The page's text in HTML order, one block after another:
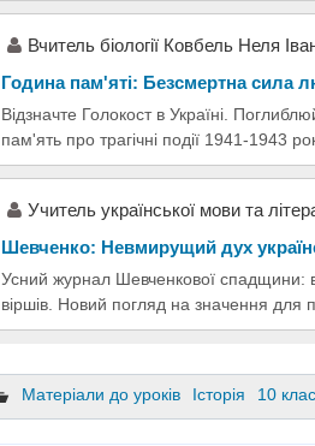
Вчитель біології Ковбель Неля
Година пам'яті: Безсмертна сила
Відзначте Голокост в Україні.
пам'ять про трагічні події 1941-1943
Учитель української мови та
Шевченко: Невмирущий дух
Усний журнал Шевченкової спадщини:
віршів. Новий погляд на значення для
Матеріали до уроків Історія 10 клас